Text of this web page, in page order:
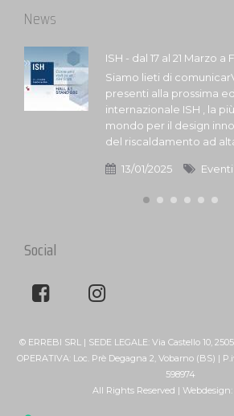
News
ISH - dal 17 al 21 Marzo
Siamo lieti di
presenti alla prossima
internazionale ISH , la
mondo per il design
del riscaldamento ad
13/01/2025 Eventi
Social
© ERREBI SRL | SEDE LEGALE: Via Castello 10,
OPERATIVA: Loc. Prè Degagna 2, Vobarno (BS) |
598974
All Rights Reserved | Webdesign: